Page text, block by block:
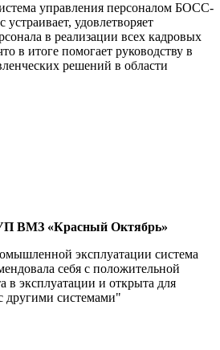
управления персоналом БОСС-
удовлетворяет
в реализации всех кадровых
в итоге помогает руководству в
решений в области
ВМЗ «Красный Октябрь»
эксплуатации система
себя с положительной
в эксплуатации и открыта для
другими системами"